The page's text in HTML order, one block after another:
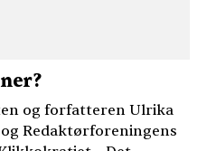
og forfatteren Ulrika
Redaktørforeningens